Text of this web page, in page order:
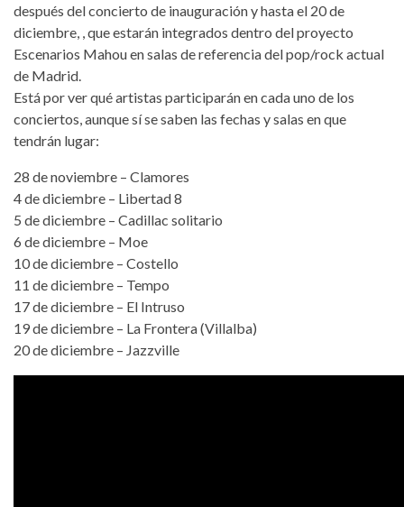
después del concierto de inauguración y hasta el 20 de
diciembre, , que estarán integrados dentro del proyecto
Escenarios Mahou en salas de referencia del pop/rock actual
de Madrid.
Está por ver qué artistas participarán en cada uno de los
conciertos, aunque sí se saben las fechas y salas en que
tendrán lugar:
28 de noviembre – Clamores
4 de diciembre – Libertad 8
5 de diciembre – Cadillac solitario
6 de diciembre – Moe
10 de diciembre – Costello
11 de diciembre – Tempo
17 de diciembre – El Intruso
19 de diciembre – La Frontera (Villalba)
20 de diciembre – Jazzville